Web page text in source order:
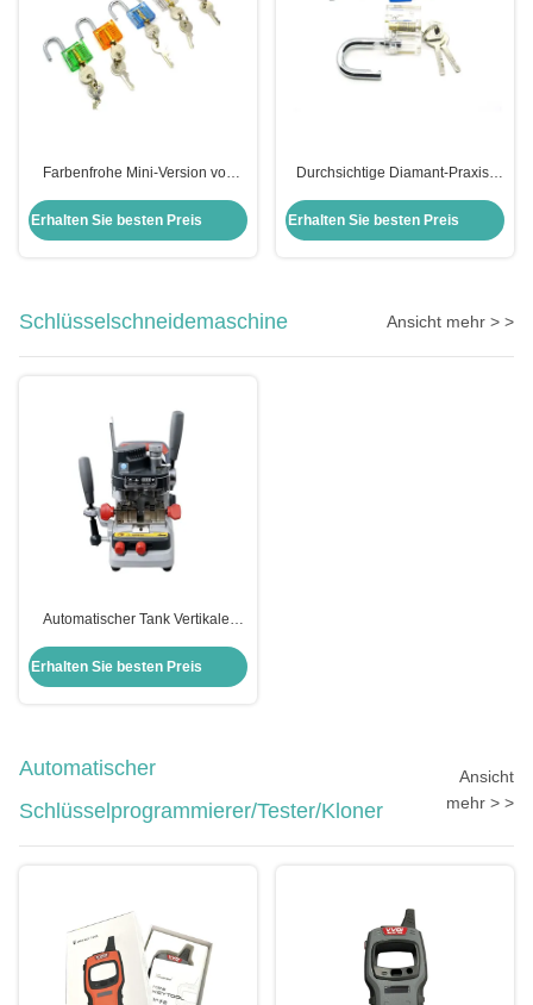
Farbenfrohe Mini-Version von
Set 5pcs
Erhalten Sie besten Preis
Durchsichtige Diamant-Praxis-
Kombination von Ausrüstung
Erhalten Sie besten Preis
Schlüsselschneidemaschine Ansicht mehr > >
Automatischer Tank Vertikaler
Schlosserwerkzeuge Xhorse
Condox
Erhalten Sie besten Preis
Automatischer
Schlüsselprogrammierer/Tester/Kloner
Ansicht
mehr > >